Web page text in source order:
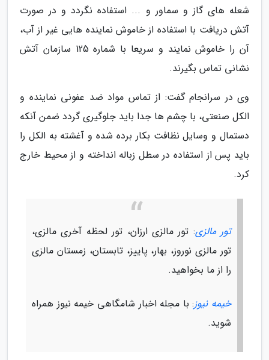
شعله های گاز و سماور و ... استفاده نگردد و در صورت
آتش دریافت با استفاده از خاموش نماینده هایی غیر از آب،
آن را خاموش نمایند و سریعا با شماره 125 سازمان آتش
نشانی تماس بگیرند.
وی در سرانجام گفت: از تماس مواد ضد عفونی نماینده و
الکل صنعتی، با چشم ها جدا باید جلوگیری گردد ضمن آنکه
دستمال و وسایل نظافت بکار برده شده و آغشته به الکل را
باید پس از استفاده در سطل زباله انداخته و از محیط خارج
کرد.
تور مالزی: تور مالزی ارزان، تور لحظه آخری مالزی،
تور مالزی نوروز، بهار، پاییز، تابستان، زمستان مالزی
را از ما بخواهید.
خیمه نیوز: با مجله اخبار شامگاهی خیمه نیوز همراه
شوید.